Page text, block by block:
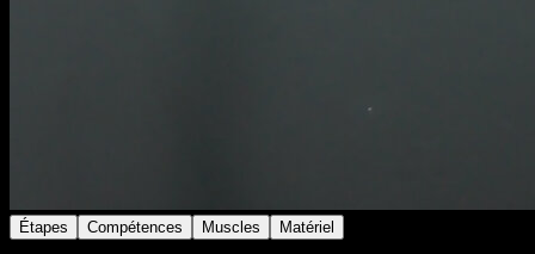
Étapes Compétences Muscles Matériel